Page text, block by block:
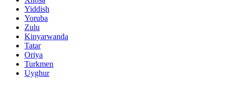
Yiddish
Yoruba
Zulu
Kinyarwanda
Tatar
Oriya
Turkmen
Uyghur